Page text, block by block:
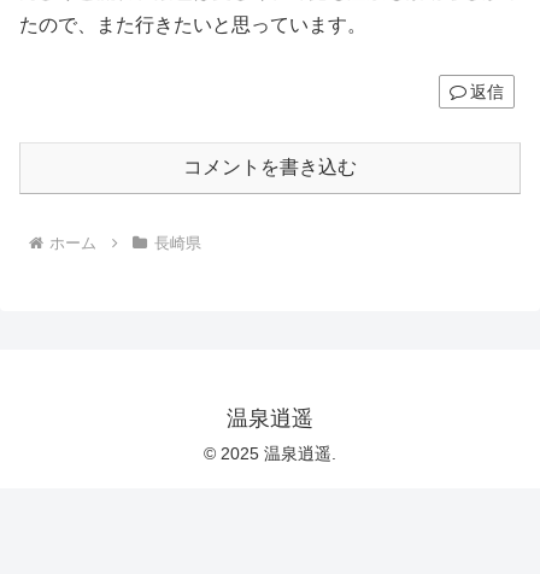
たので、また行きたいと思っています。
返信
コメントを書き込む
ホーム 長崎県
温泉逍遥
© 2025 温泉逍遥.